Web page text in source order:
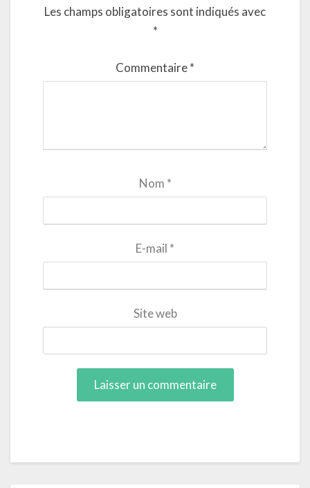
Les champs obligatoires sont indiqués avec
*
Commentaire*
Nom *
E-mail *
Site web